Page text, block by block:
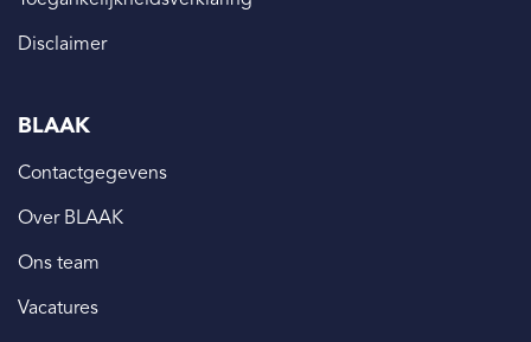
Disclaimer
BLAAK
Contactgegevens
Over BLAAK
Ons team
Vacatures